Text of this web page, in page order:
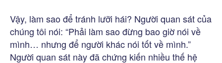
Vậy, làm sao để tránh lưỡi hái? Người quan sát của
chúng tôi nói: “Phải làm sao đừng bao giờ nói về
mình… nhưng để người khác nói tốt về mình.”
Người quan sát này đã chứng kiến nhiều thế hệ